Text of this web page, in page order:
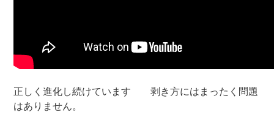
正しく進化し続けています 剥き方にはまったく問題
はありません。